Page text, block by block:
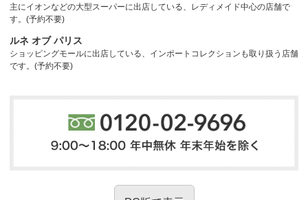
主にイオンなどの大型スーパーに出店している、レディメイド中心の店舗で
す。(予約不要)
ルネ オブ パリス
ショッピングモールに出店している、インポートコレクションも取り扱う店舗
です。(予約不要)